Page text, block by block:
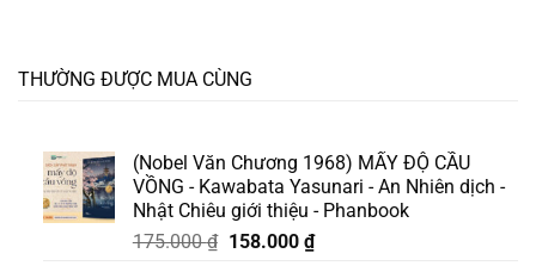
THƯỜNG ĐƯỢC MUA CÙNG
(Nobel Văn Chương 1968) MẤY ĐỘ CẦU
VỒNG - Kawabata Yasunari - An Nhiên dịch -
Nhật Chiêu giới thiệu - Phanbook
175.000₫ Giá
158.000 ₫Giá